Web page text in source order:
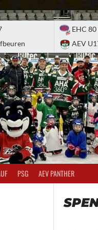
EHC
AEV
PSG AEV PANTHER